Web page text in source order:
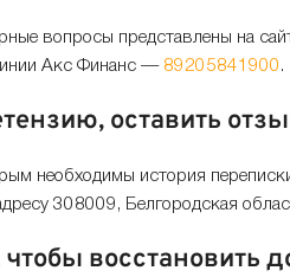
вопросы представлены на
Акс Финанс — 89205841900 .
оставить
необходимы история
308009, Белгородская
восстановить